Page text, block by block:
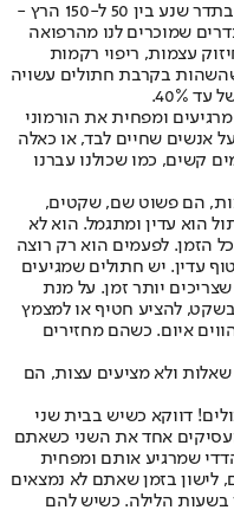
כשהחתול מגרגר, הגוף שלו רועד בעדינות בתדר שנע בין 50 ל-150 הרץ -
שמוכרים לנו מהרפואה
עצמות, ריפוי רקמות
בקרבת חתולים עשויה
40%.
ומפחית את הורמוני
אנשים שחיים לבד, או כאלה
קשים, כמו שכולנו עברנו
הם פשוט שם, שקטים,
הוא עדין ומתגמל. הוא לא
הזמן. לפעמים הוא רק רוצה
עדין. יש חתולים שמגיעים
יותר זמן. על מנת
להציע חטיף או למצמץ
איום. כשהם מחזירים
ולא מציעים עצות, הם
דווקא כשיש בבית שני
אחד את השני כשאתם
שמרגיע אותם ומפחית
לישון בזמן שאתם לא נמצאים
בשעות הלילה. כשיש להם